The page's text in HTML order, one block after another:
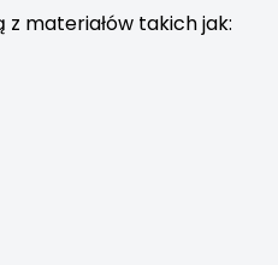
materiałów takich jak: